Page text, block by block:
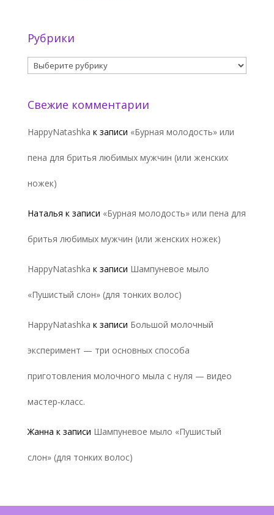
Рубрики
Рубрики
Свежие комментарии
HappyNatashka к записи «Бурная молодость» или
пена для бритья любимых мужчин (или женских
ножек)
Наталья к записи «Бурная молодость» или пена для
бритья любимых мужчин (или женских ножек)
HappyNatashka к записи Шампуневое мыло
«Пушистый слон» (для тонких волос)
HappyNatashka к записи Большой молочный
эксперимент — три основных способа
приготовления молочного мыла с нуля — видео
мастер-класс.
Жанна к записи Шампуневое мыло «Пушистый
слон» (для тонких волос)